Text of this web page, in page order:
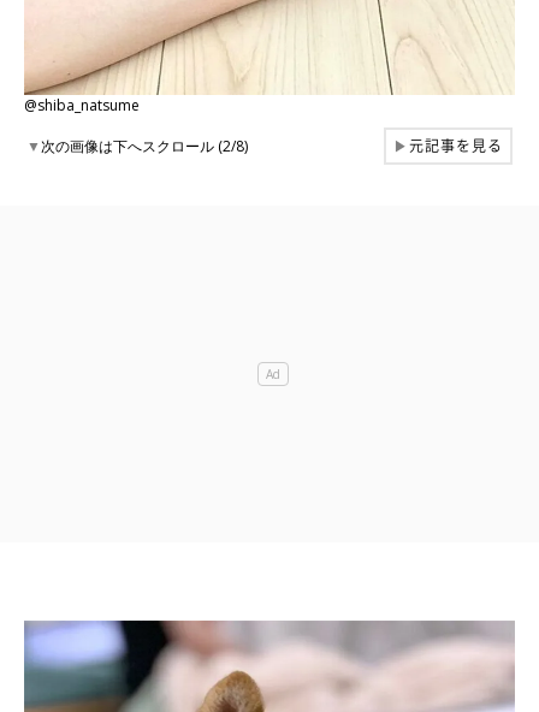
@shiba_natsume
▼次の画像は下へスクロール (2/8) ▶元記事を見る